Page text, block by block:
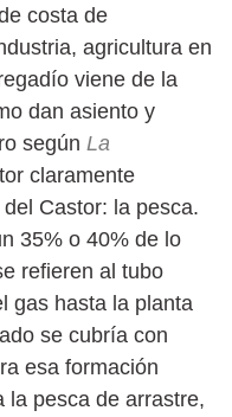
costa de
agricultura en
viene de la
dan asiento y
según La
claramente
Castor: la pesca.
35% o 40% de lo
refieren al tubo
gas hasta la planta
se cubría con
esa formación
la pesca de arrastre,